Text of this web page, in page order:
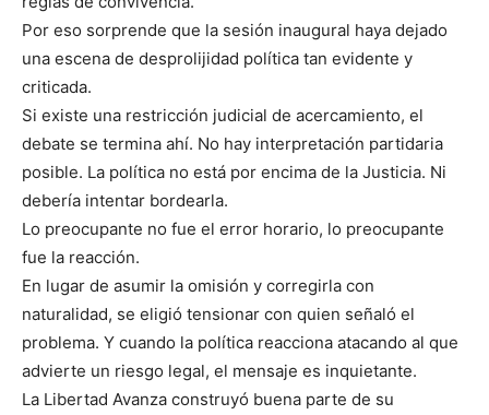
Por eso sorprende que la sesión inaugural haya dejado
una escena de desprolijidad política tan evidente y
criticada.
Si existe una restricción judicial de acercamiento, el
debate se termina ahí. No hay interpretación partidaria
posible. La política no está por encima de la Justicia. Ni
debería intentar bordearla.
Lo preocupante no fue el error horario, lo preocupante
fue la reacción.
En lugar de asumir la omisión y corregirla con
naturalidad, se eligió tensionar con quien señaló el
problema. Y cuando la política reacciona atacando al que
advierte un riesgo legal, el mensaje es inquietante.
La Libertad Avanza construyó buena parte de su